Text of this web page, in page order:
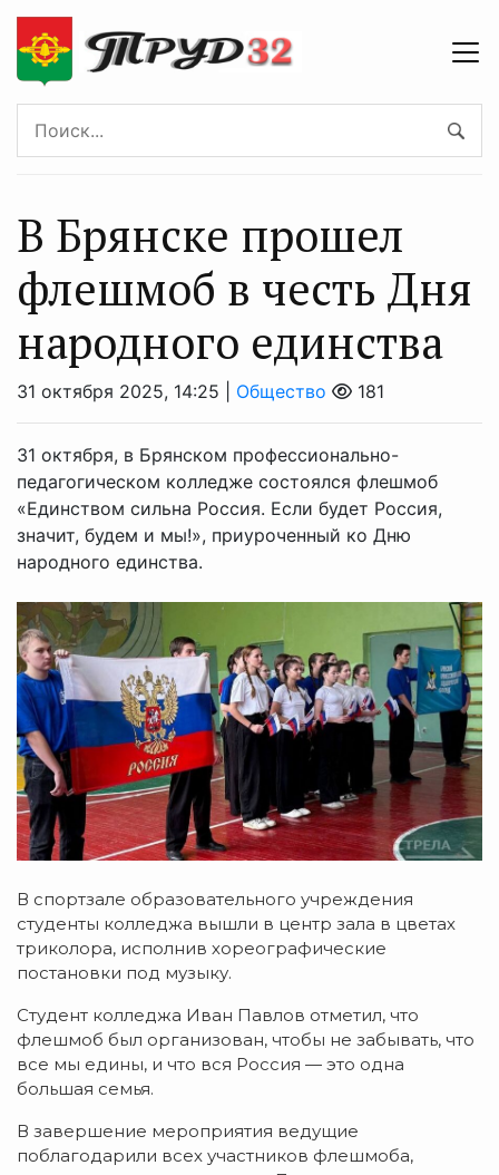
В Брянске прошел
флешмоб в честь Дня
народного единства
31 октября 2025, 14:25 | Общество 181
31 октября, в Брянском профессионально-
педагогическом колледже состоялся флешмоб
«Единством сильна Россия. Если будет Россия,
значит, будем и мы!», приуроченный ко Дню
народного единства.
В спортзале образовательного учреждения
студенты колледжа вышли в центр зала в цветах
триколора, исполнив хореографические
постановки под музыку.
Студент колледжа Иван Павлов отметил, что
флешмоб был организован, чтобы не забывать, что
все мы едины, и что вся Россия — это одна
большая семья.
В завершение мероприятия ведущие
поблагодарили всех участников флешмоба,